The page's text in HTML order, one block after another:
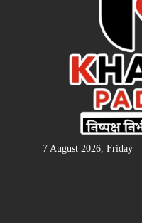
7 August 2026, Friday